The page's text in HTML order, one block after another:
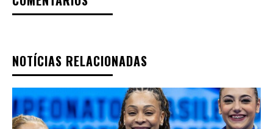
NOTÍCIAS RELACIONADAS